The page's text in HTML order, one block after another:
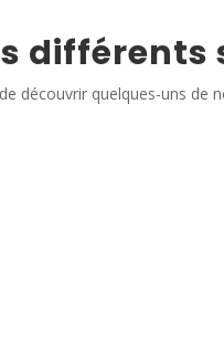
différents
découvrir quelques-uns de